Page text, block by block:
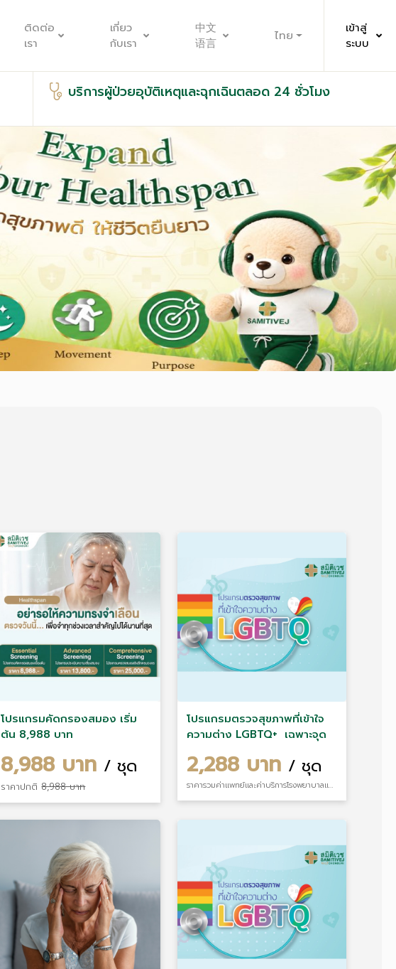
ติดต่อ
เรา
เกี่ยว
กับเรา
中文
语言
ไทย
เข้าสู่
ระบบ
บริการผู้ป่วยอุบัติเหตุและฉุกเฉินตลอด 24 ชั่วโมง
โปรแกรมคัดกรองสมอง เริ่ม
ต้น 8,988 บาท
8,988 บาท / ชุด
ราคาปกติ8,988 บาท
โปรแกรมตรวจสุขภาพที่เข้าใจ
ความต่าง LGBTQ+ เฉพาะจุด
2,288 บาท / ชุด
ราคารวมค่าแพทย์และค่าบริการโรงพยาบาลแล้ว